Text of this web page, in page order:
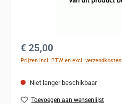
Normale prijs:
€ 25,00
Prijzen incl. BTW en excl. verzendkosten
Niet langer beschikbaar
Toevoegen aan wensenlijst